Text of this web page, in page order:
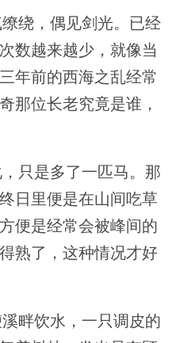
绕，偶见剑光。已经
数越来越少，就像当
年前的西海之乱经常
那位长老究竟是谁，
只是多了一匹马。那
日里便是在山间吃草
便是经常会被峰间的
熟了，这种情况才好
畔饮水，一只调皮的